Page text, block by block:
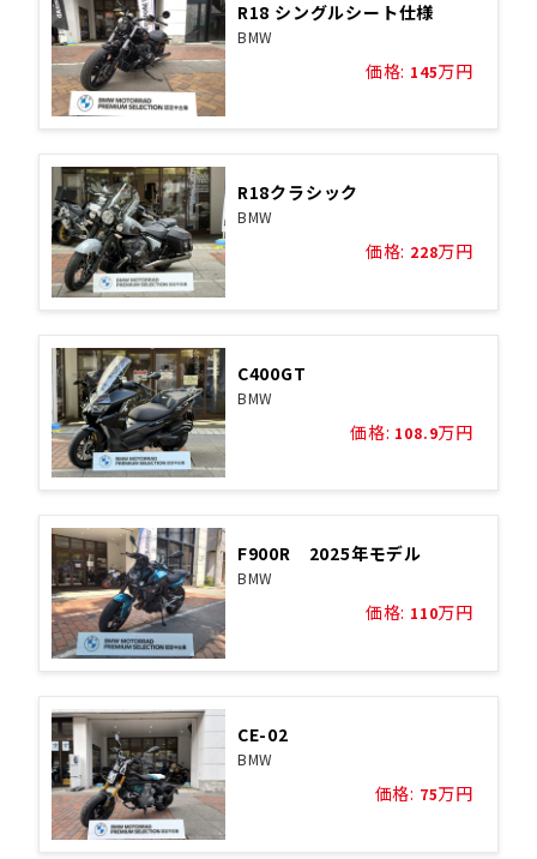
R18 シングルシート仕様
BMW
価格: 145万円
R18クラシック
BMW
価格: 228万円
C400GT
BMW
価格: 108.9万円
F900R 2025年モデル
BMW
価格: 110万円
CE-02
BMW
価格: 75万円